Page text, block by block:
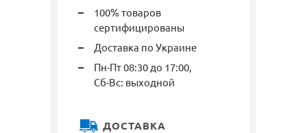
100% товаров
сертифицированы
Доставка по Украине
Пн-Пт 08:30 до 17:00,
Сб-Вс: выходной
ДОСТАВКА